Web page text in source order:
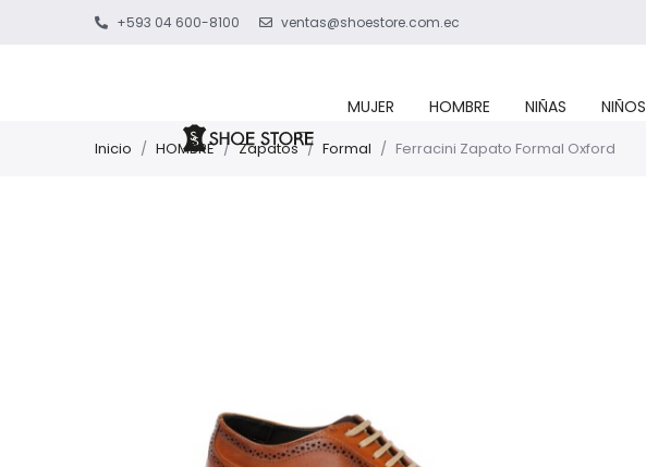
+593 04 600-8100 ventas@shoestore.com.ec
MUJER HOMBRE NIÑAS NIÑOS
Inicio / HOMBRE / Zapatos / Formal / Ferracini Zapato Formal Oxford